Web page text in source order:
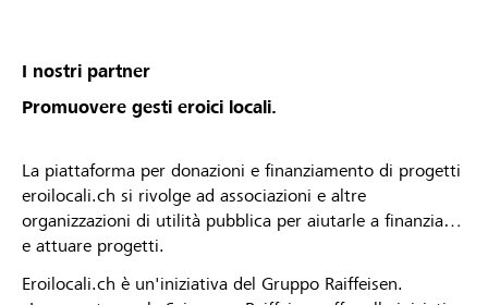
I nostri partner
Promuovere gesti eroici locali.
La piattaforma per donazioni e finanziamento di progetti
eroilocali.ch si rivolge ad associazioni e altre
organizzazioni di utilità pubblica per aiutarle a finanziare
e attuare progetti.
Eroilocali.ch è un'iniziativa del Gruppo Raiffeisen.